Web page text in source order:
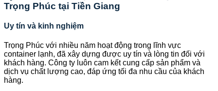
Trọng Phúc tại Tiền Giang
Uy tín và kinh nghiệm
Trọng Phúc với nhiều năm hoạt động trong lĩnh vực
container lạnh, đã xây dựng được uy tín và lòng tin đối với
khách hàng. Công ty luôn cam kết cung cấp sản phẩm và
dịch vụ chất lượng cao, đáp ứng tối đa nhu cầu của khách
hàng.